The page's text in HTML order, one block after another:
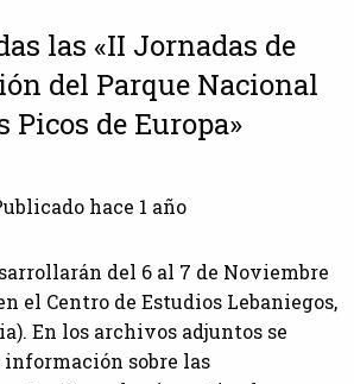
las «II Jornadas de
del Parque Nacional
Picos de Europa»
hace 1 año
del 6 al 7 de Noviembre
el Centro de Estudios Lebaniegos,
En los archivos adjuntos se
sobre las